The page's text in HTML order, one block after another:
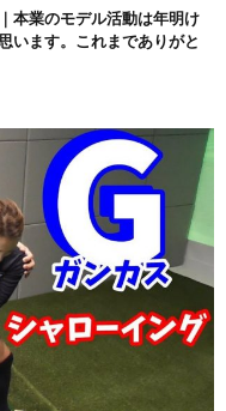
本業のモデル活動は年明け
います。これまでありがと